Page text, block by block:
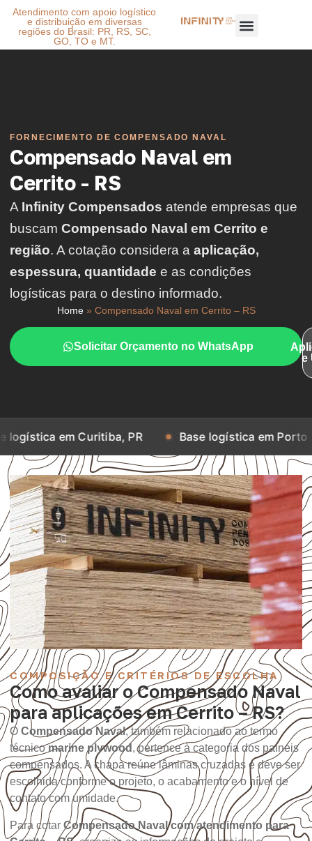
Atendimento com apoio logístico
e distribuição em diversas
regiões do Brasil: PR, RS, SC,
GO, TO e MT.
FORNECIMENTO DE COMPENSADO NAVAL
Compensado Naval em
Cerrito - RS
A Infinity Compensados atende empresas que
buscam Compensado Naval em Cerrito e
região. A cotação considera a aplicação,
espessura, quantidade e as condições
logísticas para o destino informado.
Home» Compensado Naval em Cerrito – RS
Solicitar Orçamento no WhatsApp
e
Curitiba, PR Base logística em Porto Alegre, RS
COMPOSIÇÃO E CRITÉRIOS DE ESCOLHA
Como avaliar o Compensado Naval
para aplicações em Cerrito – RS?
O Compensado Naval, também relacionado ao termo
técnicomarine plywood , pertence à categoria dos painéis
compensados. A chapa reúne lâminas cruzadas e deve ser
escolhida conforme o projeto, o acabamento e o nível de
contato com umidade.
Para cotar Compensado Naval com atendimento para